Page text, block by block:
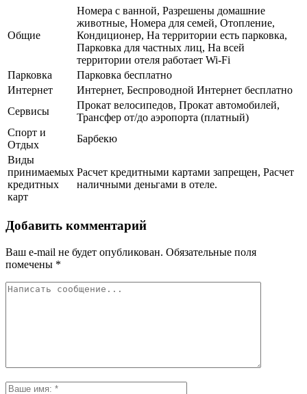
Общие
Номера с ванной, Разрешены домашние
животные, Номера для семей, Отопление,
Кондиционер, На территории есть парковка,
Парковка для частных лиц, На всей
территории отеля работает Wi-Fi
Парковка
Парковка бесплатно
Интернет
Интернет, Беспроводной Интернет бесплатно
Сервисы
Прокат велосипедов, Прокат автомобилей,
Трансфер от/до аэропорта (платный)
Спорт и
Отдых
Барбекю
Виды
принимаемых
кредитных
карт
Расчет кредитными картами запрещен, Расчет
наличными деньгами в отеле.
Добавить комментарий
Ваш e-mail не будет опубликован. Обязательные поля
помечены *